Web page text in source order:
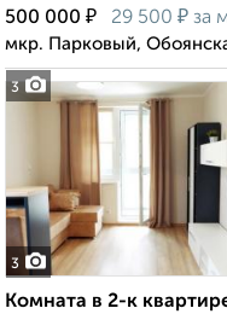
3
500 000 ₽ 29 500 ₽ за
мкр. Парковый,
3
Комната в 2-к